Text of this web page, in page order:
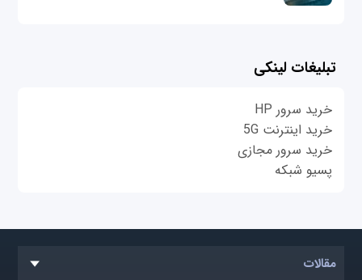
تبلیغات لینکی
خرید سرور HP
خرید اینترنت 5G
خرید سرور مجازی
پسیو شبکه
مقالات